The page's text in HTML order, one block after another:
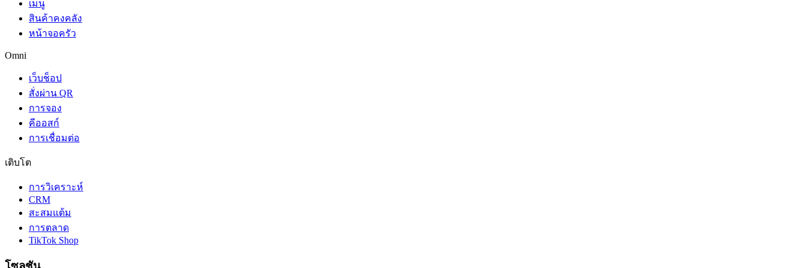
เมนู
สินค้าคงคลัง
หน้าจอครัว
Omni
เว็บช็อป
สั่งผ่าน QR
การจอง
คีออสก์
การเชื่อมต่อ
เติบโต
การวิเคราะห์
CRM
สะสมแต้ม
การตลาด
TikTok Shop